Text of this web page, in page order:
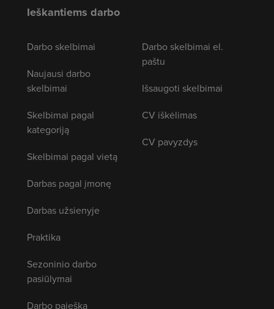
Ieškantiems darbo
Darbo skelbimai
Naujausi darbo
skelbimai
Skelbimai pagal
kategoriją
Skelbimai pagal vietą
Darbas pagal įmonę
Darbas užsienyje
Praktika
Sezoninio darbo
pasiūlymai
Darbo paieška
Darbo skelbimai el.
paštu
Išsaugoti skelbimai
CV iškėlimas
CV pavyzdys